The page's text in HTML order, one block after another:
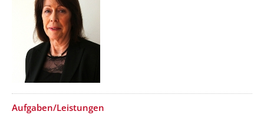
Aufgaben/Leistungen